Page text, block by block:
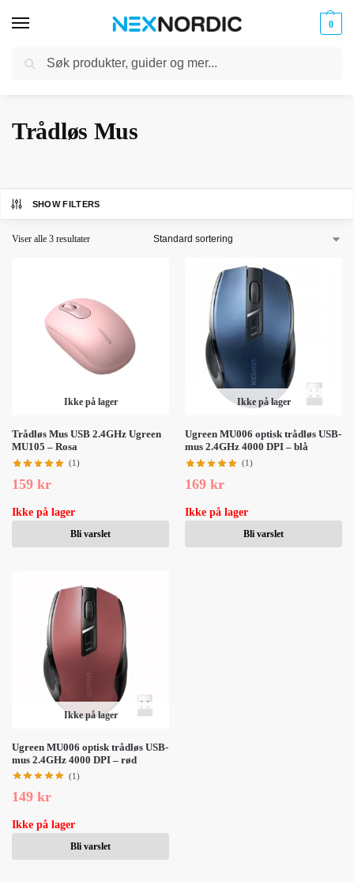
0
til
Kabler
Trådløs Mus
SHOW FILTERS
Viser alle 3 resultater
Ikke på lager
Trådløs Mus USB 2.4GHz Ugreen
MU105 – Rosa
(1)
159 kr
Ikke på lager
Bli varslet
Ikke på lager
Ugreen MU006 optisk trådløs USB-
mus 2.4GHz 4000 DPI – blå
(1)
169 kr
Ikke på lager
Bli varslet
Ikke på lager
Ugreen MU006 optisk trådløs USB-
mus 2.4GHz 4000 DPI – rød
(1)
149 kr
Ikke på lager
Bli varslet